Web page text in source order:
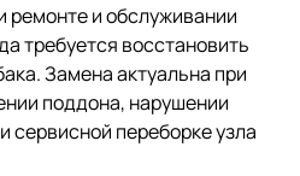
ремонте и обслуживании
требуется восстановить
Замена актуальна при
поддона, нарушении
сервисной переборке узла